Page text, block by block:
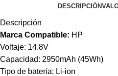
DESCRIPCIÓN
Descripción
Marca Compatible: HP
Voltaje: 14.8V
Capacidad: 2950mAh (45Wh)
Tipo de batería: Li-ion